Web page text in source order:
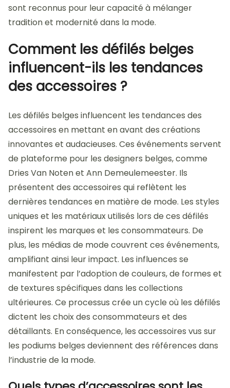
sont reconnus pour leur capacité à mélanger
tradition et modernité dans la mode.
Comment les défilés belges
influencent-ils les tendances
des accessoires ?
Les défilés belges influencent les tendances des
accessoires en mettant en avant des créations
innovantes et audacieuses. Ces événements servent
de plateforme pour les designers belges, comme
Dries Van Noten et Ann Demeulemeester. Ils
présentent des accessoires qui reflètent les
dernières tendances en matière de mode. Les styles
uniques et les matériaux utilisés lors de ces défilés
inspirent les marques et les consommateurs. De
plus, les médias de mode couvrent ces événements,
amplifiant ainsi leur impact. Les influences se
manifestent par l’adoption de couleurs, de formes et
de textures spécifiques dans les collections
ultérieures. Ce processus crée un cycle où les défilés
dictent les choix des consommateurs et des
détaillants. En conséquence, les accessoires vus sur
les podiums belges deviennent des références dans
l’industrie de la mode.